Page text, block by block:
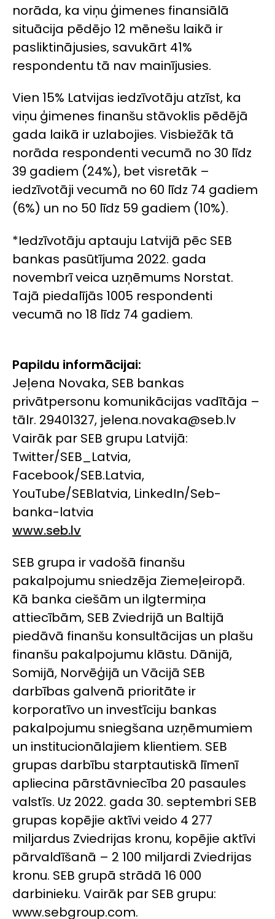
norāda, ka viņu ģimenes finansiālā
situācija pēdējo 12 mēnešu laikā ir
pasliktinājusies, savukārt 41%
respondentu tā nav mainījusies.
Vien 15% Latvijas iedzīvotāju atzīst, ka
viņu ģimenes finanšu stāvoklis pēdējā
gada laikā ir uzlabojies. Visbiežāk tā
norāda respondenti vecumā no 30 līdz
39 gadiem (24%), bet visretāk –
iedzīvotāji vecumā no 60 līdz 74 gadiem
(6%) un no 50 līdz 59 gadiem (10%).
*Iedzīvotāju aptauju Latvijā pēc SEB
bankas pasūtījuma 2022. gada
novembrī veica uzņēmums Norstat.
Tajā piedalījās 1005 respondenti
vecumā no 18 līdz 74 gadiem.
Papildu informācijai:
Jeļena Novaka, SEB bankas
privātpersonu komunikācijas vadītāja –
tālr. 29401327, jelena.novaka@seb.lv
Vairāk par SEB grupu Latvijā:
Twitter/SEB_Latvia,
Facebook/SEB.Latvia,
YouTube/SEBlatvia, LinkedIn/Seb-
banka-latvia
www.seb.lv
SEB grupa ir vadošā finanšu
pakalpojumu sniedzēja Ziemeļeiropā.
Kā banka ciešām un ilgtermiņa
attiecībām, SEB Zviedrijā un Baltijā
piedāvā finanšu konsultācijas un plašu
finanšu pakalpojumu klāstu. Dānijā,
Somijā, Norvēģijā un Vācijā SEB
darbības galvenā prioritāte ir
korporatīvo un investīciju bankas
pakalpojumu sniegšana uzņēmumiem
un institucionālajiem klientiem. SEB
grupas darbību starptautiskā līmenī
apliecina pārstāvniecība 20 pasaules
valstīs. Uz 2022. gada 30. septembri SEB
grupas kopējie aktīvi veido 4 277
miljardus Zviedrijas kronu, kopējie aktīvi
pārvaldīšanā – 2 100 miljardi Zviedrijas
kronu. SEB grupā strādā 16 000
darbinieku. Vairāk par SEB grupu:
www.sebgroup.com.